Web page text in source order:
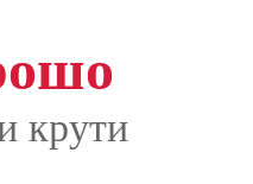
крути